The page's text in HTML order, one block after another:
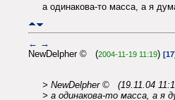
а одинакова-то масса, а я
← →
NewDelpher © (2004-11-19 11:19) [17]
> NewDelpher © (19.11.04
> а одинакова-то масса, а я